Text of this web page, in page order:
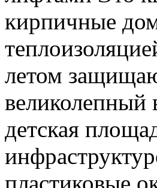
кирпичные
летом
великолепный
детская
пластиковые